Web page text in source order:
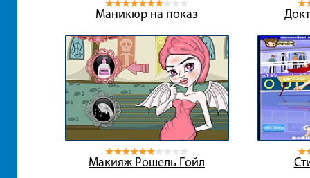
Маникюр на показ
Макияж Рошель Гойл